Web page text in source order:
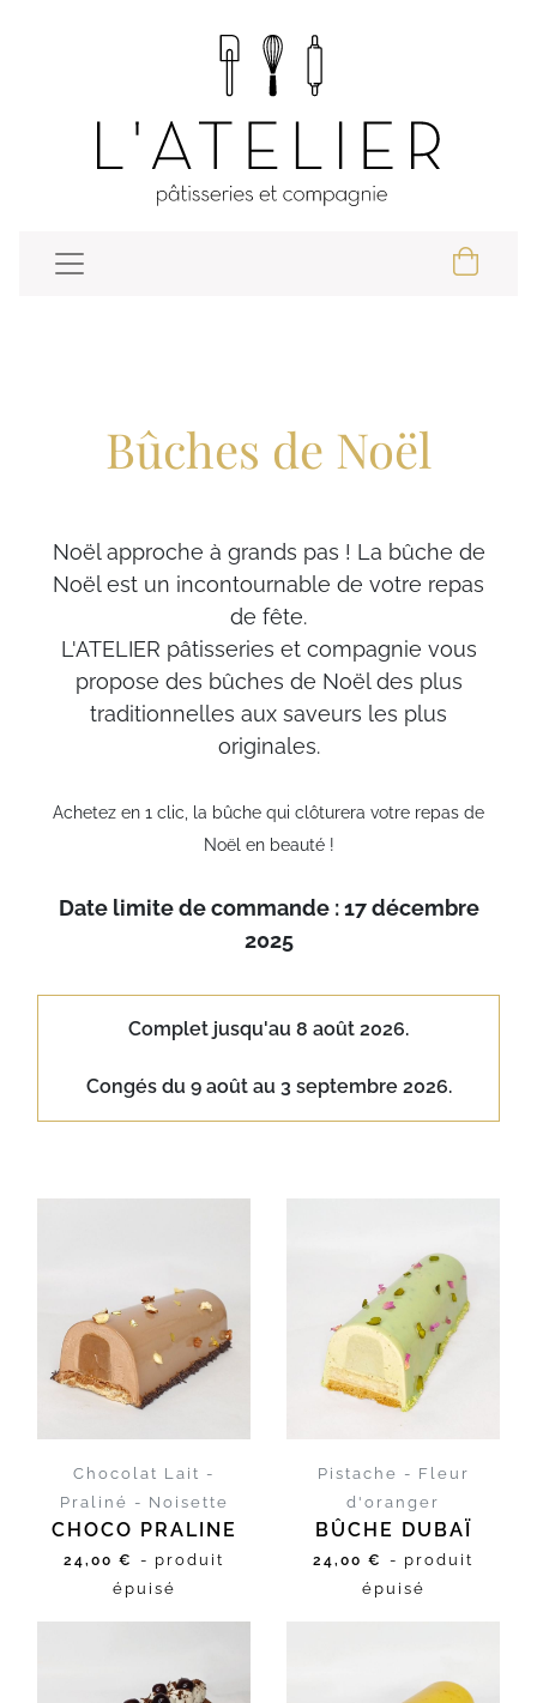
Bûches de Noël
Noël approche à grands pas ! La bûche de
Noël est un incontournable de votre repas
de fête.
L'ATELIER pâtisseries et compagnie vous
propose des bûches de Noël des plus
traditionnelles aux saveurs les plus
originales.
Achetez en 1 clic, la bûche qui clôturera votre repas de
Noël en beauté !
Date limite de commande : 17 décembre
2025
Complet jusqu'au 8 août 2026.
Congés du 9 août au 3 septembre 2026.
D'INFOS
Chocolat Lait -
Praliné - Noisette
CHOCO PRALINE
24,00 €
- produit
épuisé
D'INFOS
Pistache - Fleur
d'oranger
BÛCHE DUBAÏ
24,00 €
- produit
épuisé